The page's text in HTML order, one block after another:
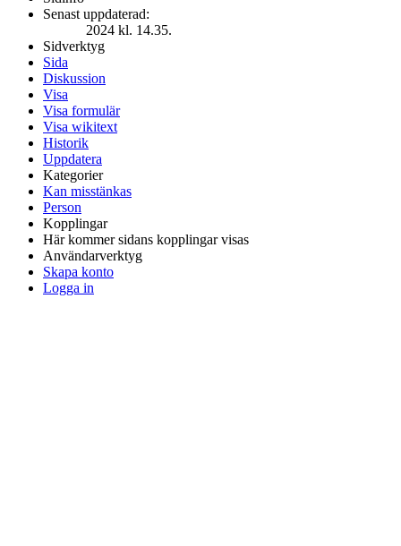
Senast uppdaterad:
2024 kl. 14.35.
Sidverktyg
Sida
Diskussion
Visa
Visa formulär
Visa wikitext
Historik
Uppdatera
Kategorier
Kan misstänkas
Person
Kopplingar
Här kommer sidans kopplingar visas
Användarverktyg
Skapa konto
Logga in